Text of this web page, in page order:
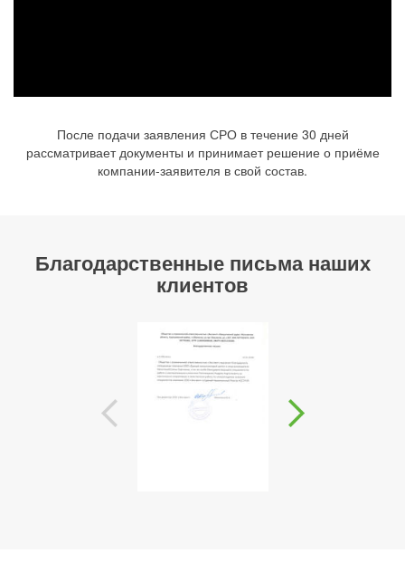
После подачи заявления СРО в течение 30 дней
рассматривает документы и принимает решение о приёме
компании-заявителя в свой состав.
Благодарственные письма наших
клиентов